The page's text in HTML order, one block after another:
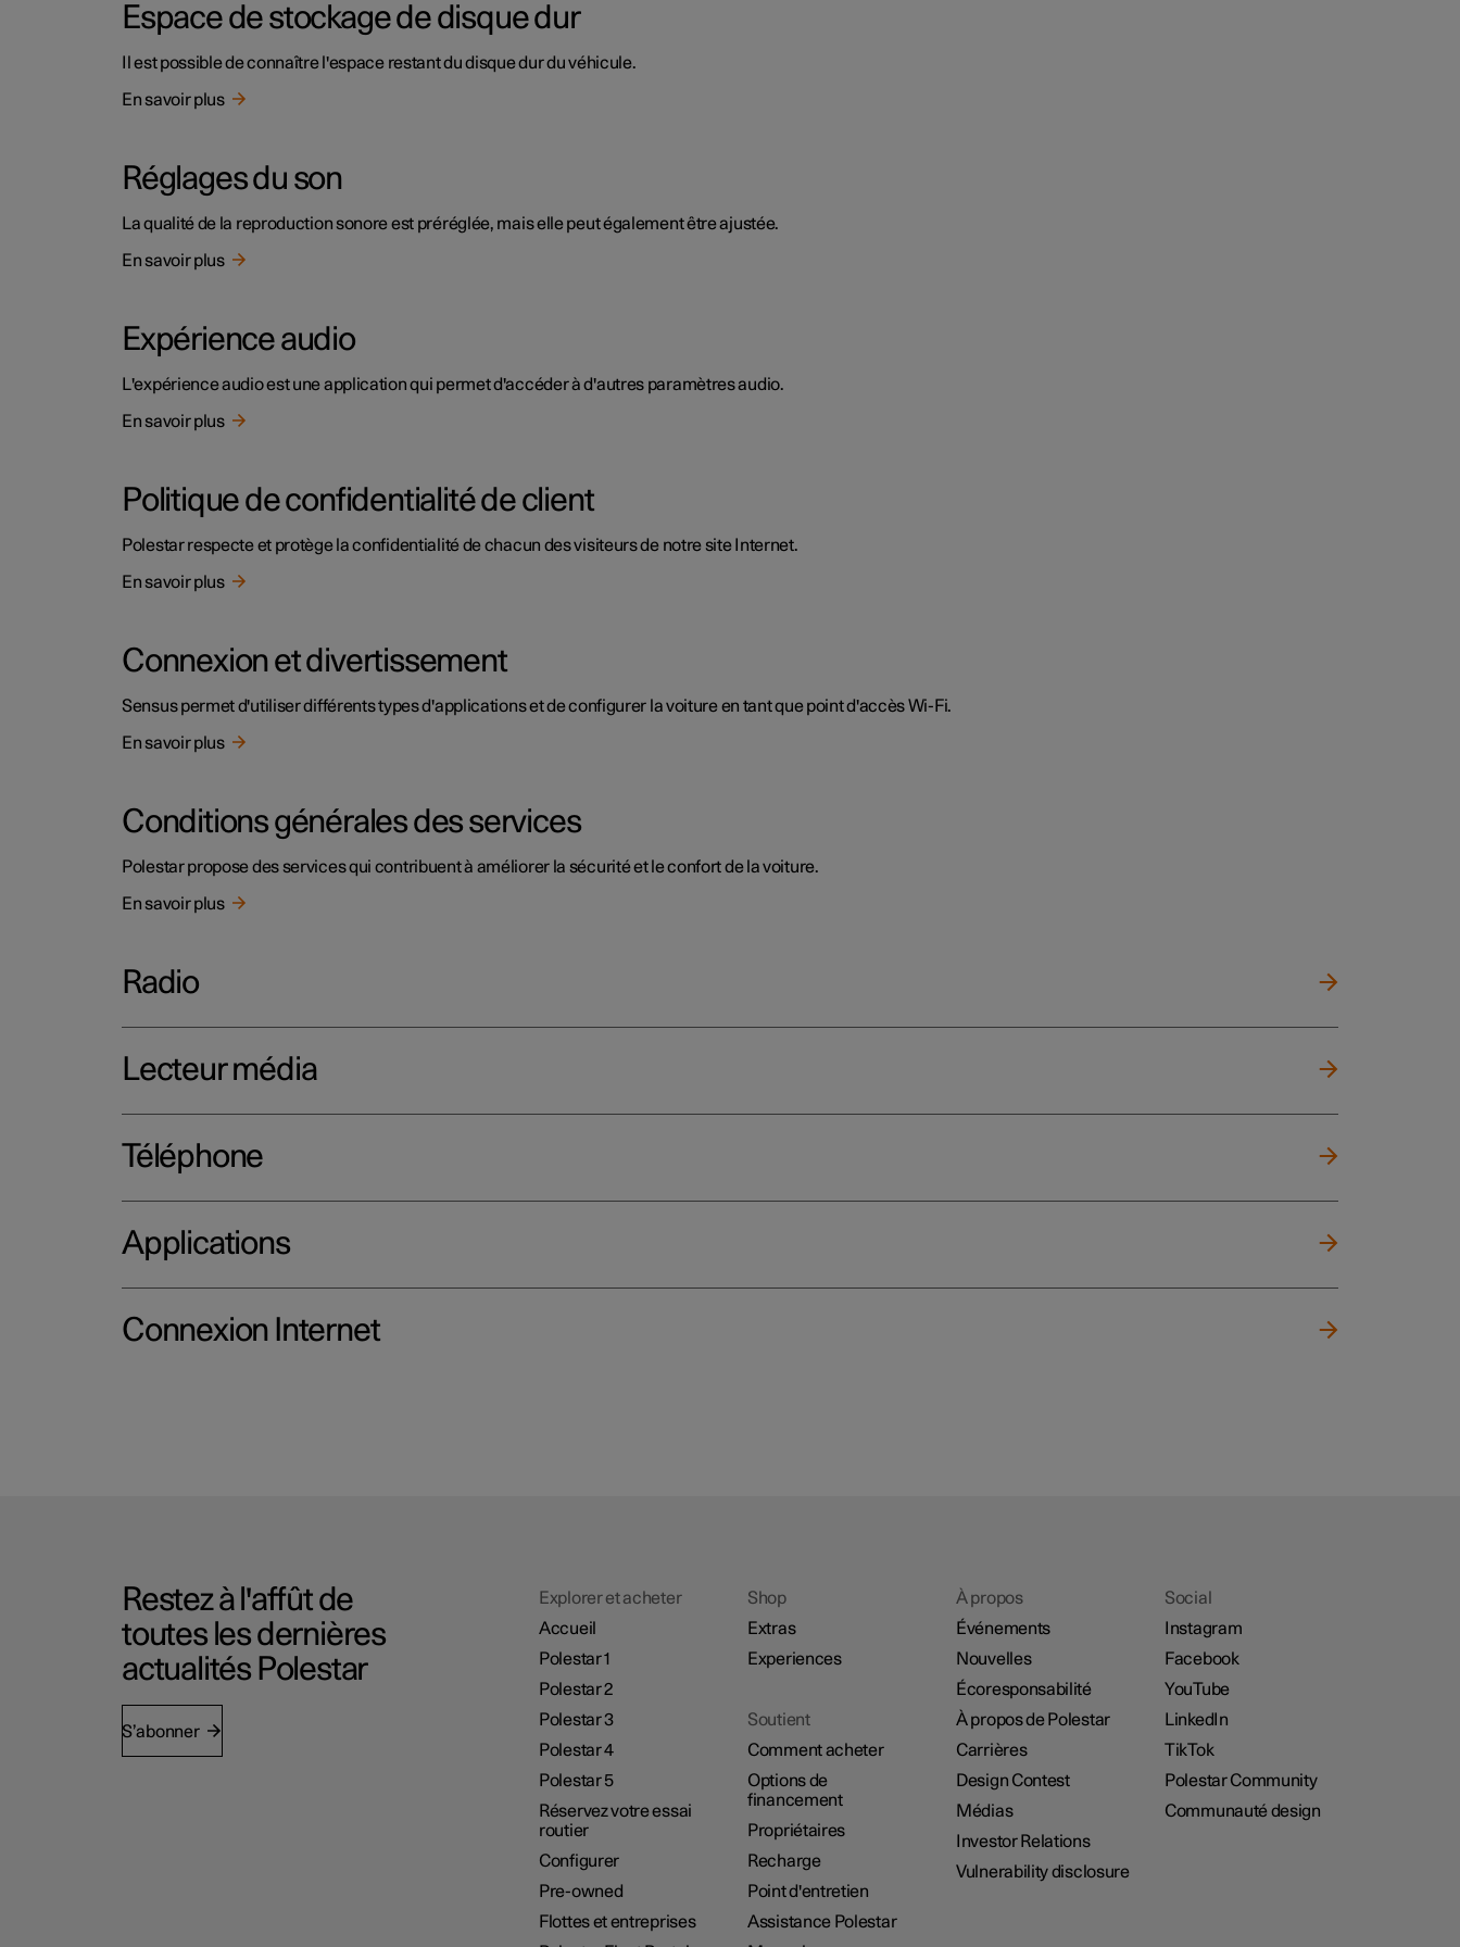
Espace de stockage de disque dur
Il est possible de connaître l'espace restant du disque dur du véhicule.
En savoir plus
Réglages du son
La qualité de la reproduction sonore est préréglée, mais elle peut également être ajustée.
En savoir plus
Expérience audio
L'expérience audio est une application qui permet d'accéder à d'autres paramètres audio.
En savoir plus
Politique de confidentialité de client
Polestar respecte et protège la confidentialité de chacun des visiteurs de notre site Internet.
En savoir plus
Connexion et divertissement
Sensus permet d'utiliser différents types d'applications et de configurer la voiture en tant que point d'accès Wi-Fi.
En savoir plus
Conditions générales des services
Polestar propose des services qui contribuent à améliorer la sécurité et le confort de la voiture.
En savoir plus
Radio
Lecteur média
Téléphone
Applications
Connexion Internet
Restez à l'affût de
toutes les dernières
actualités Polestar
S’abonner
Explorer et acheter
Accueil
Polestar 1
Polestar 2
Polestar 3
Polestar 4
Polestar 5
Réservez votre essai
routier
Configurer
Pre-owned
Flottes et entreprises
Shop
Extras
Experiences
Soutient
Comment acheter
Options de
financement
Propriétaires
Recharge
Point d'entretien
Assistance Polestar
À propos
Événements
Nouvelles
Écoresponsabilité
À propos de Polestar
Carrières
Design Contest
Médias
Investor Relations
Vulnerability disclosure
Social
Instagram
Facebook
YouTube
LinkedIn
TikTok
Polestar Community
Communauté design